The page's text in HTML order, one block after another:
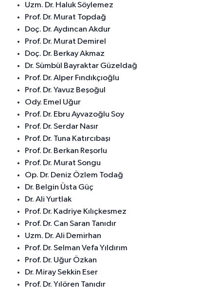
Uzm. Dr. Haluk Söylemez
Prof. Dr. Murat Topdağ
Doç. Dr. Aydıncan Akdur
Prof. Dr. Murat Demirel
Doç. Dr. Berkay Akmaz
Dr. Sümbül Bayraktar Güzeldağ
Prof. Dr. Alper Fındıkçıoğlu
Prof. Dr. Yavuz Beşoğul
Ody. Emel Uğur
Prof. Dr. Ebru Ayvazoğlu Soy
Prof. Dr. Serdar Nasır
Prof. Dr. Tuna Katırcıbaşı
Prof. Dr. Berkan Reşorlu
Prof. Dr. Murat Songu
Op. Dr. Deniz Özlem Todağ
Dr. Belgin Üsta Güç
Dr. Ali Yurtlak
Prof. Dr. Kadriye Kılıçkesmez
Prof. Dr. Can Saran Tanıdır
Uzm. Dr. Ali Demirhan
Prof. Dr. Selman Vefa Yıldırım
Prof. Dr. Uğur Özkan
Dr. Miray Sekkin Eser
Prof. Dr. Yılören Tanıdır